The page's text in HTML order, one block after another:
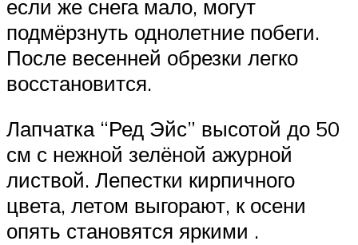
если же снега мало, могут
подмёрзнуть однолетние побеги.
После весенней обрезки легко
восстановится.
Лапчатка “Ред Эйс” высотой до 50
см с нежной зелёной ажурной
листвой. Лепестки кирпичного
цвета, летом выгорают, к осени
опять становятся яркими .